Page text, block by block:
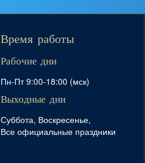
Время работы
Рабочие дни
Пн-Пт 9:00-18:00 (мск)
Выходные дни
Суббота, Воскресенье,
Все официальные праздники